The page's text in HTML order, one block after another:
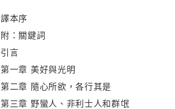
譯本序
附：關鍵詞
引言
第一章 美好與光明
第二章 隨心所欲，各行其是
第三章 野蠻人、非利士人和群氓